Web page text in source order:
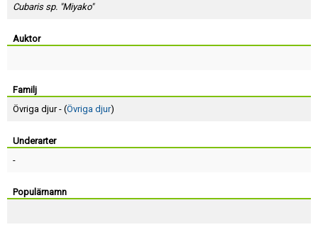
Cubaris sp. "Miyako"
Auktor
Familj
Övriga djur - (Övriga djur)
Underarter
-
Populärnamn